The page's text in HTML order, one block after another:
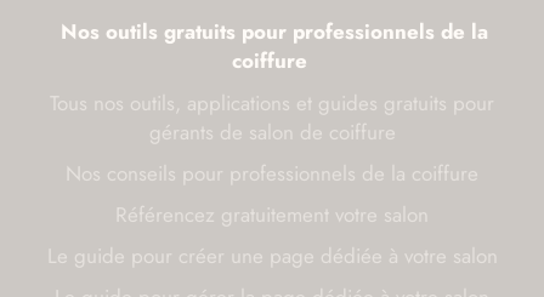
Nos outils gratuits pour professionnels de la
coiffure
Tous nos outils, applications et guides gratuits pour
gérants de salon de coiffure
Nos conseils pour professionnels de la coiffure
Référencez gratuitement votre salon
Le guide pour créer une page dédiée à votre salon